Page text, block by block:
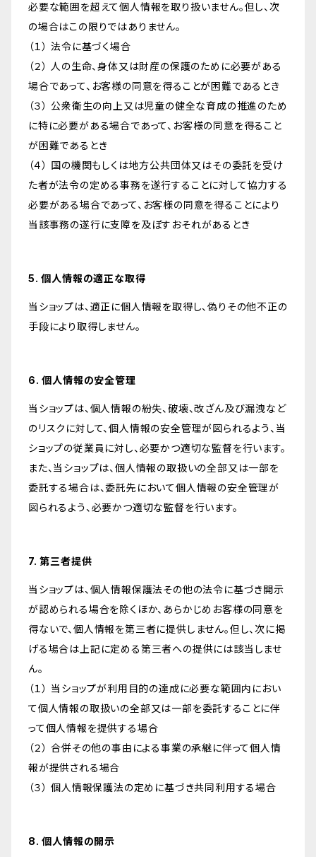
必要な範囲を超えて個人情報を取り扱いません。但し、次
の場合はこの限りではありません。
（１） 法令に基づく場合
（２） 人の生命、身体又は財産の保護のために必要がある
場合であって、お客様の同意を得ることが困難であるとき
（３） 公衆衛生の向上又は児童の健全な育成の推進のため
に特に必要がある場合であって、お客様の同意を得ること
が困難であるとき
（４） 国の機関もしくは地方公共団体又はその委託を受け
た者が法令の定める事務を遂行することに対して協力する
必要がある場合であって、お客様の同意を得ることにより
当該事務の遂行に支障を及ぼすおそれがあるとき
5. 個人情報の適正な取得
当ショップは、適正に個人情報を取得し、偽りその他不正の
手段により取得しません。
6. 個人情報の安全管理
当ショップは、個人情報の紛失、破壊、改ざん及び漏洩など
のリスクに対して、個人情報の安全管理が図られるよう、当
ショップの従業員に対し、必要かつ適切な監督を行います。
また、当ショップは、個人情報の取扱いの全部又は一部を
委託する場合は、委託先において個人情報の安全管理が
図られるよう、必要かつ適切な監督を行います。
7. 第三者提供
当ショップは、個人情報保護法その他の法令に基づき開示
が認められる場合を除くほか、あらかじめお客様の同意を
得ないで、個人情報を第三者に提供しません。但し、次に掲
げる場合は上記に定める第三者への提供には該当しませ
ん。
（１） 当ショップが利用目的の達成に必要な範囲内におい
て個人情報の取扱いの全部又は一部を委託することに伴
って個人情報を提供する場合
（２） 合併その他の事由による事業の承継に伴って個人情
報が提供される場合
（３） 個人情報保護法の定めに基づき共同利用する場合
8. 個人情報の開示